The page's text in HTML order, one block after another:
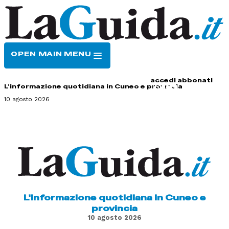
OPEN MAIN MENU
accedi abbonati
L'informazione quotidiana in Cuneo e provincia
10 agosto 2026
L'informazione quotidiana in Cuneo e
provincia
10 agosto 2026